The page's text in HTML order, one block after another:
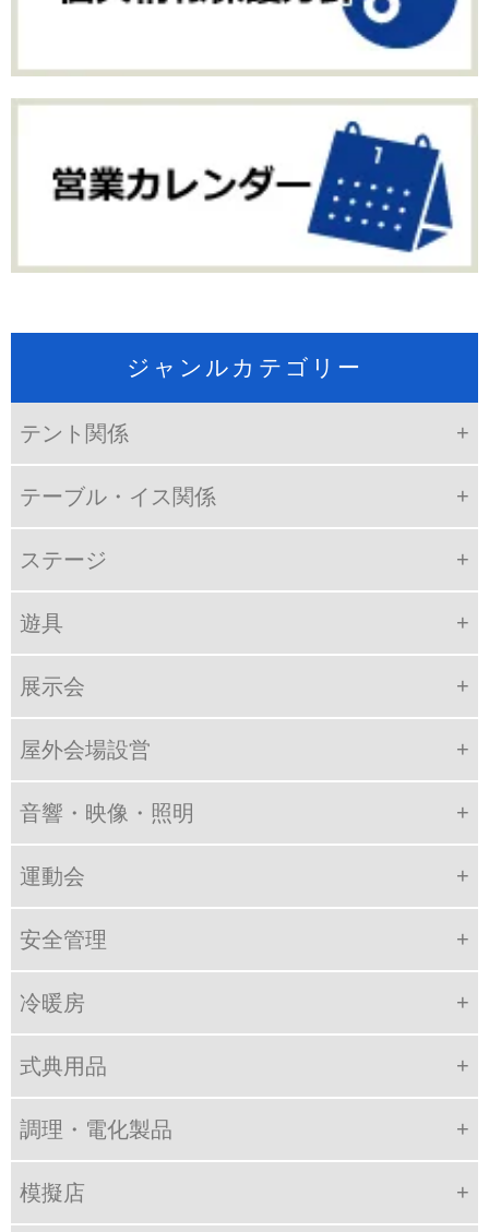
ジャンルカテゴリー
テント関係
テーブル・イス関係
ステージ
遊具
展示会
屋外会場設営
音響・映像・照明
運動会
安全管理
冷暖房
式典用品
調理・電化製品
模擬店